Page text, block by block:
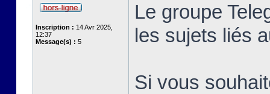
Inscription : 14 Avr 2025,
12:37
Message(s) : 5
Le groupe
les sujets liés
Si vous